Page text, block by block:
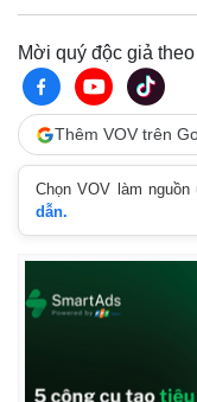
Mời quý độc giả
Thêm VOV trên
Chọn VOV làm
dẫn.